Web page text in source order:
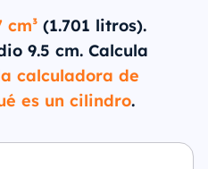
cm³ (1.701 litros).
9.5 cm. Calcula
calculadora de
es un cilindro.